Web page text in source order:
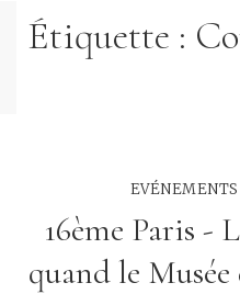
Étiquette :
16ème Paris -
quand le